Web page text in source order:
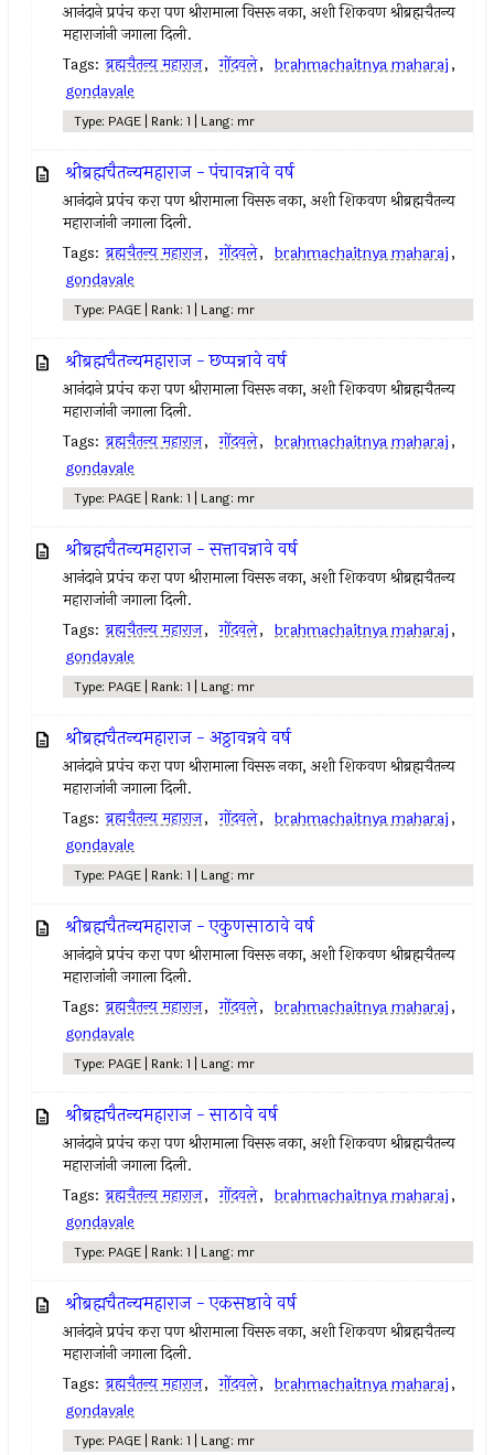
आनंदाने प्रपंच करा पण श्रीरामाला विसरू नका, अशी शिकवण श्रीब्रह्मचैतन्य
महाराजांनी जगाला दिली.
Tags: ब्रह्मचैतन्य महाराज, गोंदवले, brahmachaitnya maharaj,
gondavale
Type: PAGE | Rank: 1 | Lang: mr
श्रीब्रह्मचैतन्यमहाराज - पंचावन्नावे वर्ष
आनंदाने प्रपंच करा पण श्रीरामाला विसरू नका, अशी शिकवण श्रीब्रह्मचैतन्य
महाराजांनी जगाला दिली.
Tags: ब्रह्मचैतन्य महाराज, गोंदवले, brahmachaitnya maharaj,
gondavale
Type: PAGE | Rank: 1 | Lang: mr
श्रीब्रह्मचैतन्यमहाराज - छप्पन्नावे वर्ष
आनंदाने प्रपंच करा पण श्रीरामाला विसरू नका, अशी शिकवण श्रीब्रह्मचैतन्य
महाराजांनी जगाला दिली.
Tags: ब्रह्मचैतन्य महाराज, गोंदवले, brahmachaitnya maharaj,
gondavale
Type: PAGE | Rank: 1 | Lang: mr
श्रीब्रह्मचैतन्यमहाराज - सत्तावन्नावे वर्ष
आनंदाने प्रपंच करा पण श्रीरामाला विसरू नका, अशी शिकवण श्रीब्रह्मचैतन्य
महाराजांनी जगाला दिली.
Tags: ब्रह्मचैतन्य महाराज, गोंदवले, brahmachaitnya maharaj,
gondavale
Type: PAGE | Rank: 1 | Lang: mr
श्रीब्रह्मचैतन्यमहाराज - अठ्ठावन्नवे वर्ष
आनंदाने प्रपंच करा पण श्रीरामाला विसरू नका, अशी शिकवण श्रीब्रह्मचैतन्य
महाराजांनी जगाला दिली.
Tags: ब्रह्मचैतन्य महाराज, गोंदवले, brahmachaitnya maharaj,
gondavale
Type: PAGE | Rank: 1 | Lang: mr
श्रीब्रह्मचैतन्यमहाराज - एकुणसाठावे वर्ष
आनंदाने प्रपंच करा पण श्रीरामाला विसरू नका, अशी शिकवण श्रीब्रह्मचैतन्य
महाराजांनी जगाला दिली.
Tags: ब्रह्मचैतन्य महाराज, गोंदवले, brahmachaitnya maharaj,
gondavale
Type: PAGE | Rank: 1 | Lang: mr
श्रीब्रह्मचैतन्यमहाराज - साठावे वर्ष
आनंदाने प्रपंच करा पण श्रीरामाला विसरू नका, अशी शिकवण श्रीब्रह्मचैतन्य
महाराजांनी जगाला दिली.
Tags: ब्रह्मचैतन्य महाराज, गोंदवले, brahmachaitnya maharaj,
gondavale
Type: PAGE | Rank: 1 | Lang: mr
श्रीब्रह्मचैतन्यमहाराज - एकसष्ठावे वर्ष
आनंदाने प्रपंच करा पण श्रीरामाला विसरू नका, अशी शिकवण श्रीब्रह्मचैतन्य
महाराजांनी जगाला दिली.
Tags: ब्रह्मचैतन्य महाराज, गोंदवले, brahmachaitnya maharaj,
gondavale
Type: PAGE | Rank: 1 | Lang: mr